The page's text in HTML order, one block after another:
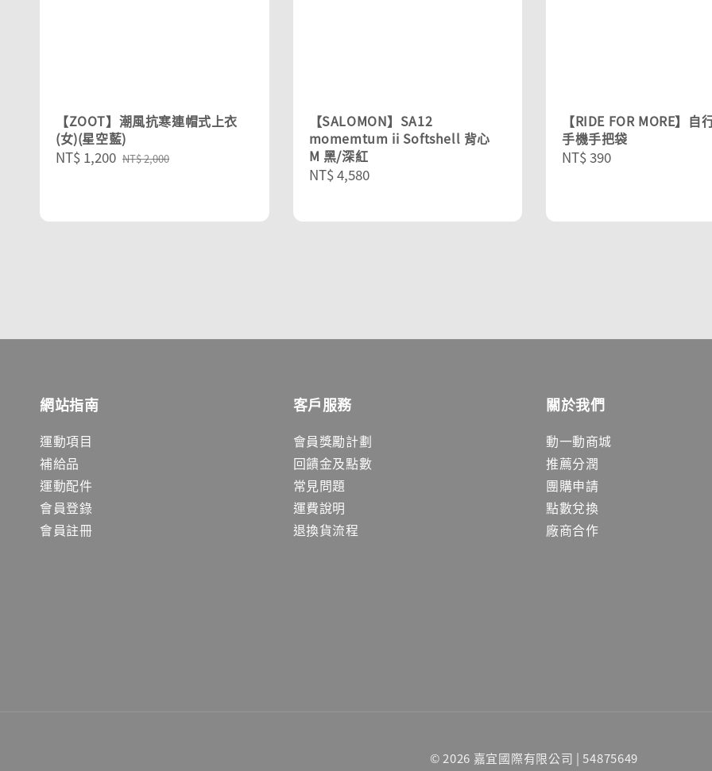
【ZOOT】潮風抗寒連帽式上衣
(女)(星空藍)
Sale
NT$ 1,200 Regular
NT$ 2,000
【SALOMON】SA12
momemtum ii Softshell 背心
M 黑/深紅
Regular
NT$ 4,580
【RIDE FOR MORE】自
手機手把袋
Regular
NT$ 390
網站指南
運動項目
補給品
運動配件
會員登錄
會員註冊
客戶服務
會員獎勵計劃
回饋金及點數
常見問題
運費說明
退換貨流程
關於我們
動一動商城
推薦分潤
團購申請
點數兌換
廠商合作
© 2026 嘉宜國際有限公司 | 54875649